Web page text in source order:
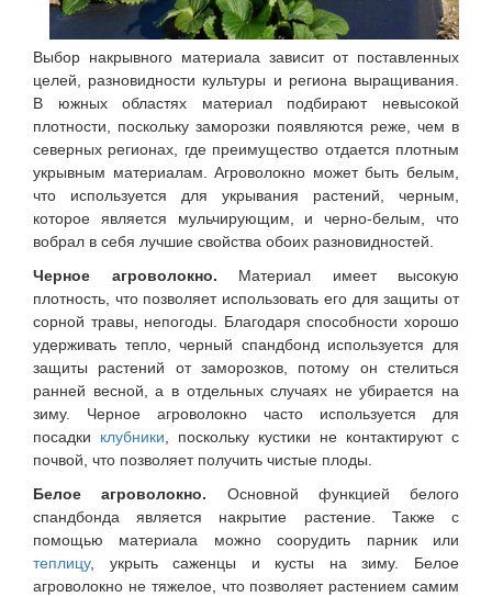
Выбор накрывного материала зависит от поставленных
целей, разновидности культуры и региона выращивания.
В южных областях материал подбирают невысокой
плотности, поскольку заморозки появляются реже, чем в
северных регионах, где преимущество отдается плотным
укрывным материалам. Агроволокно может быть белым,
что используется для укрывания растений, черным,
которое является мульчирующим, и черно-белым, что
вобрал в себя лучшие свойства обоих разновидностей.
Черное агроволокно. Материал имеет высокую
плотность, что позволяет использовать его для защиты от
сорной травы, непогоды. Благодаря способности хорошо
удерживать тепло, черный спандбонд используется для
защиты растений от заморозков, потому он стелиться
ранней весной, а в отдельных случаях не убирается на
зиму. Черное агроволокно часто используется для
посадки клубники, поскольку кустики не контактируют с
почвой, что позволяет получить чистые плоды.
Белое агроволокно. Основной функцией белого
спандбонда является накрытие растение. Также с
помощью материала можно соорудить парник или
теплицу, укрыть саженцы и кусты на зиму. Белое
агроволокно не тяжелое, что позволяет растением самим